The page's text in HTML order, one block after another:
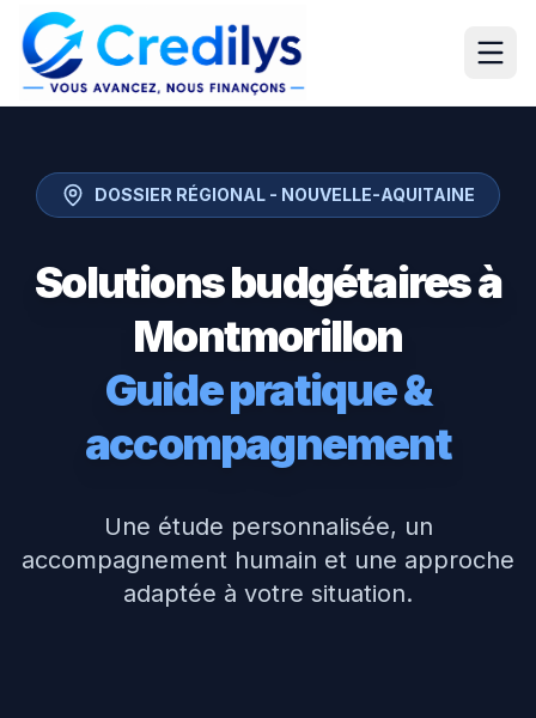
DOSSIER RÉGIONAL - NOUVELLE-AQUITAINE
Solutions budgétaires à
Montmorillon
Guide pratique &
accompagnement
Une étude personnalisée, un
accompagnement humain et une approche
adaptée à votre situation.